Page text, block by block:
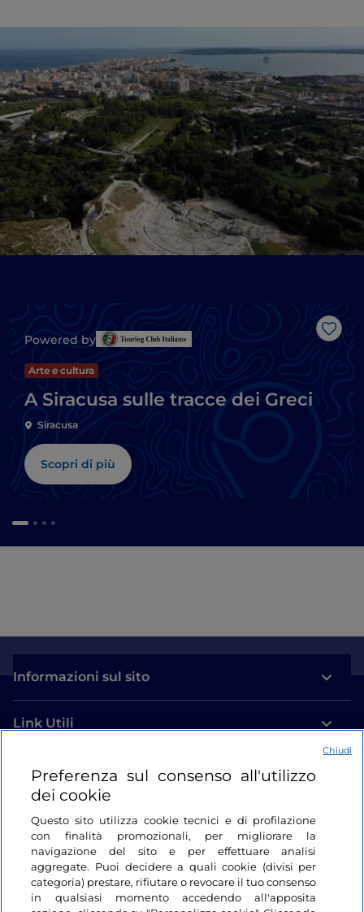
Like
Powered by
Arte e cultura
A Siracusa sulle tracce dei Greci
Siracusa
Scopri di più
Informazioni sul sito
Link Utili
Login
Restiamo in contatto
Preferenza sul consenso all'utilizzo
dei cookie
Questo sito utilizza cookie tecnici e di profilazione
con finalità promozionali, per migliorare la
navigazione del sito e per effettuare analisi
aggregate. Puoi decidere a quali cookie (divisi per
categoria) prestare, rifiutare o revocare il tuo consenso
in qualsiasi momento accedendo all'apposita
Chiudi